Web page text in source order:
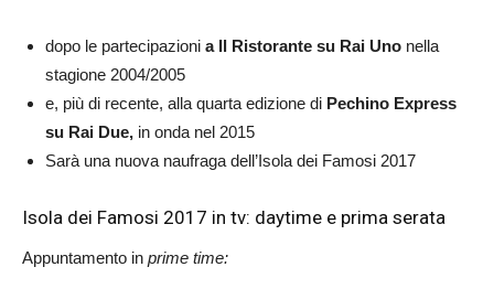
dopo le partecipazioni a Il Ristorante su Rai Uno nella
stagione 2004/2005
e, più di recente, alla quarta edizione di Pechino Express
su Rai Due, in onda nel 2015
Sarà una nuova naufraga dell’Isola dei Famosi 2017
Isola dei Famosi 2017 in tv: daytime e prima serata
Appuntamento in prime time: